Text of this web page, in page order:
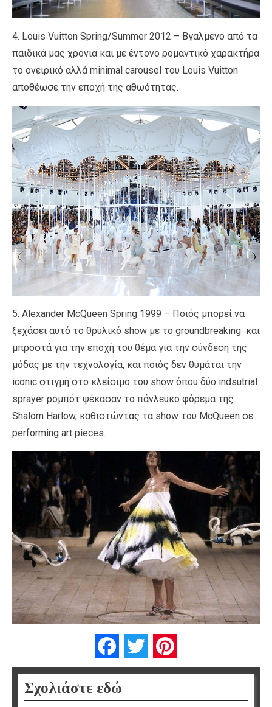
4. Louis Vuitton Spring/Summer 2012 – Βγαλμένο από τα
παιδικά μας χρόνια και με έντονο ρομαντικό χαρακτήρα
το ονειρικό αλλά minimal carousel του Louis Vuitton
αποθέωσε την εποχή της αθωότητας.
5. Alexander McQueen Spring 1999 – Ποιός μπορεί να
ξεχάσει αυτό το θρυλικό show με τo groundbreaking και
μπροστά για την εποχή του θέμα για την σύνδεση της
μόδας με την τεχνολογία, και ποιός δεν θυμάται την
iconic στιγμή στο κλείσιμο του show όπου δύο indsutrial
sprayer ρομπότ ψέκασαν το πάνλευκο φόρεμα της
Shalom Harlow, καθιστώντας τα show του McQueen σε
performing art pieces.
FacebookTwitter
Σχολιάστε εδώ